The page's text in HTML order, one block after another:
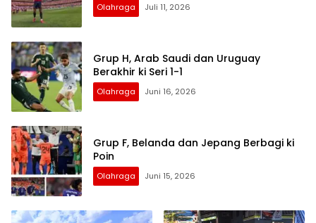
Olahraga Juli 11, 2026
Grup H, Arab Saudi dan Uruguay
Berakhir ki Seri 1-1
Olahraga Juni 16, 2026
Grup F, Belanda dan Jepang Berbagi ki
Poin
Olahraga Juni 15, 2026